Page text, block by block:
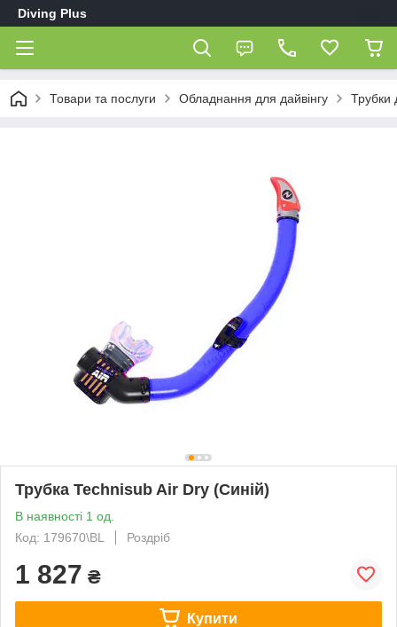
Diving Plus
Товари та послуги Обладнання для дайвінгу Трубки
Трубка Technisub Air Dry (Синій)
В наявності 1 од.
Код: 179670\BL
Роздріб
1 827 ₴
Купити